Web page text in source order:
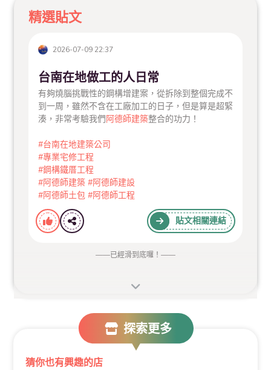
精選貼文
2026-07-09 22:37
台南在地做工的人日常
有夠燒腦挑戰性的鋼構增建案，從拆除到整個完成不
到一周，雖然不含在工廠加工的日子，但是算是超緊
湊，非常考驗我們阿德師建築整合的功力！
#台南在地建築公司
#專業宅修工程
#鋼構鐵厝工程
#阿德師建築 #阿德師建設
#阿德師土包 #阿德師工程
貼文相關連結
——已經滑到底囉！ ——
探索更多
猜你也有興趣的店